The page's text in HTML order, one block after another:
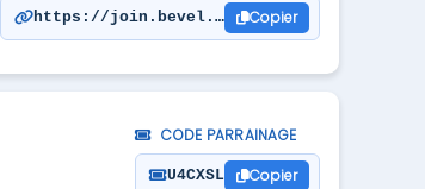
https://join.bevel.health/I4V218
Copier
CODE PARRAINAGE
U4CXSL Copier